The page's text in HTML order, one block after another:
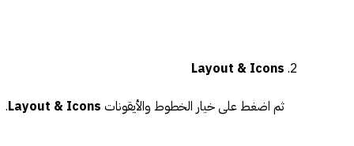
Layout & Icons
ثم اضغط على خيار الخطوط والأيقونات Layout & Icons
.